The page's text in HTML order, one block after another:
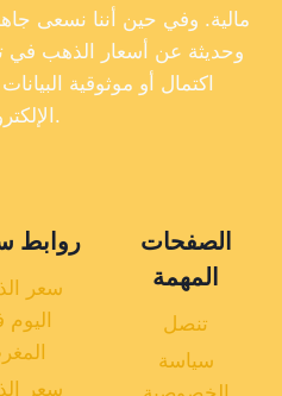
مالية. وفي حين أننا نسعى
وحديثة عن أسعار الذهب في
اكتمال أو موثوقية
الإلكتروني.
روابط
سعر
سعر
الصفحات
المهمة
تنصل
سياسة